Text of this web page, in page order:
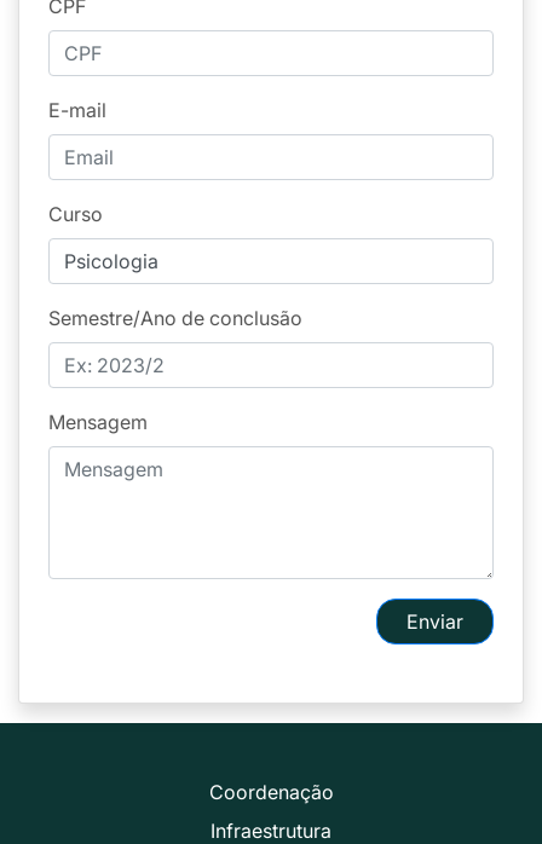
CPF
E-mail
Curso
Semestre/Ano de conclusão
Mensagem
Enviar
Coordenação
Infraestrutura